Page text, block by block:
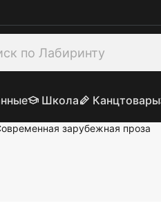
Школа Канцтовары
зарубежная проза